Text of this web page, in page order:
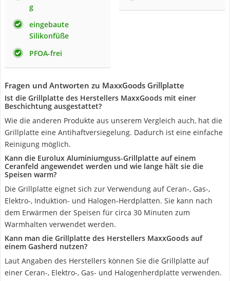
g
eingebaute
Silikonfüße
PFOA-frei
Fragen und Antworten zu MaxxGoods Grillplatte
Ist die Grillplatte des Herstellers MaxxGoods mit einer
Beschichtung ausgestattet?
Wie die anderen Produkte aus unserem Vergleich auch, hat die
Grillplatte eine Antihaftversiegelung. Dadurch ist eine einfache
Reinigung möglich.
Kann die Eurolux Aluminiumguss-Grillplatte auf einem
Ceranfeld angewendet werden und wie lange hält sie die
Speisen warm?
Die Grillplatte eignet sich zur Verwendung auf Ceran-, Gas-,
Elektro-, Induktion- und Halogen-Herdplatten. Sie kann nach
dem Erwärmen der Speisen für circa 30 Minuten zum
Warmhalten verwendet werden.
Kann man die Grillplatte des Herstellers MaxxGoods auf
einem Gasherd nutzen?
Laut Angaben des Herstellers können Sie die Grillplatte auf
einer Ceran-, Elektro-, Gas- und Halogenherdplatte verwenden.